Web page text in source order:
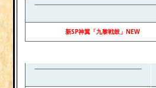
新SP神翼「九黎戦鼓」NEW